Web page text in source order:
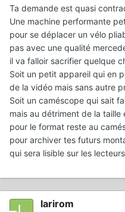
Ta demande est quasi
Une machine performante
pour se déplacer un vélo
pas avec une qualité
il va falloir sacrifier quelque
Soit un petit appareil qui en
de la vidéo mais sans autre
Soit un caméscope qui sait
mais au détriment de la taille
pour le format reste au
pour archiver tes futurs
qui sera lisible sur les
larirom